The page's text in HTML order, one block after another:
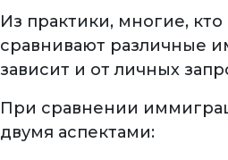
Из практики, многие,
сравнивают различные
зависит и от личных
При сравнении
двумя аспектами: